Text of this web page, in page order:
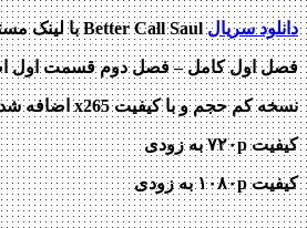
دانلود سریالBetter Call Saul با لینک
فصل اول کامل – فصل دوم قسمت اول
نسخه کم حجم و با کیفیت x265 اضافه شد
کیفیت ۷۲۰p به زودی
کیفیت ۱۰۸۰p به زودی